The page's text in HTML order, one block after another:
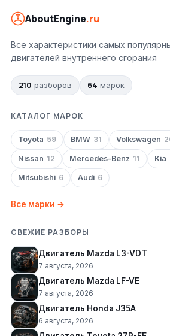
AboutEngine.ru
Все характеристики самых
двигателей внутреннего сгорания
210 разборов 64 марок
КАТАЛОГ МАРОК
Toyota 59 BMW 31 Volkswagen
Nissan 12 Mercedes-Benz 11 Kia
Mitsubishi 6 Audi 6
Все марки →
СВЕЖИЕ РАЗБОРЫ
Двигатель Mazda L3-VDT
7 августа, 2026
Двигатель Mazda LF-VE
7 августа, 2026
Двигатель Honda J35A
6 августа, 2026